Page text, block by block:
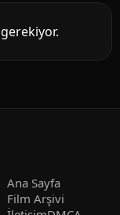
Ana Sayfa
Film Arşivi